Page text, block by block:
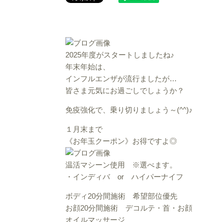
2025年度がスタートしましたね♪
年末年始は、
インフルエンザが流行ましたが…
皆さま元気にお過ごしでしょうか？
免疫強化で、乗り切りましょう～(^^)♪
１月末まで
《お年玉クーポン》お得ですよ◎
温活マシーン使用 ※選べます。
・インディバ or ハイパーナイフ
ボディ20分間施術 希望部位優先
お顔20分間施術 デコルテ・首・お顔
オイルマッサージ